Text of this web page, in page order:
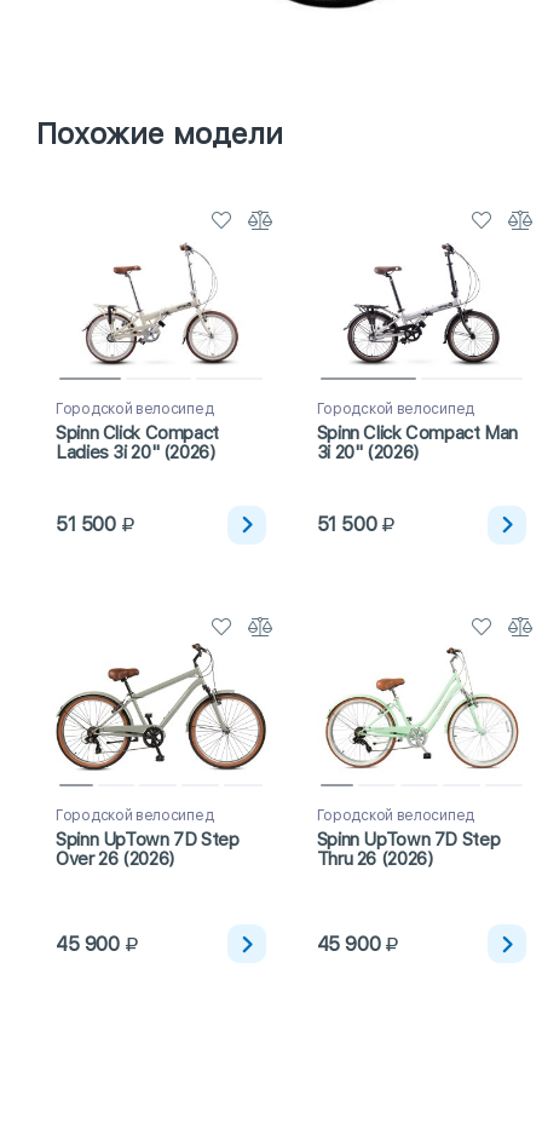
Похожие модели
Городской велосипед
Spinn Click Compact
Ladies 3i 20" (2026)
51 500
Городской велосипед
Spinn Click Compact Man
3i 20" (2026)
51 500
Городской велосипед
Spinn UpTown 7D Step
Over 26 (2026)
45 900
Городской велосипед
Spinn UpTown 7D Step
Thru 26 (2026)
45 900